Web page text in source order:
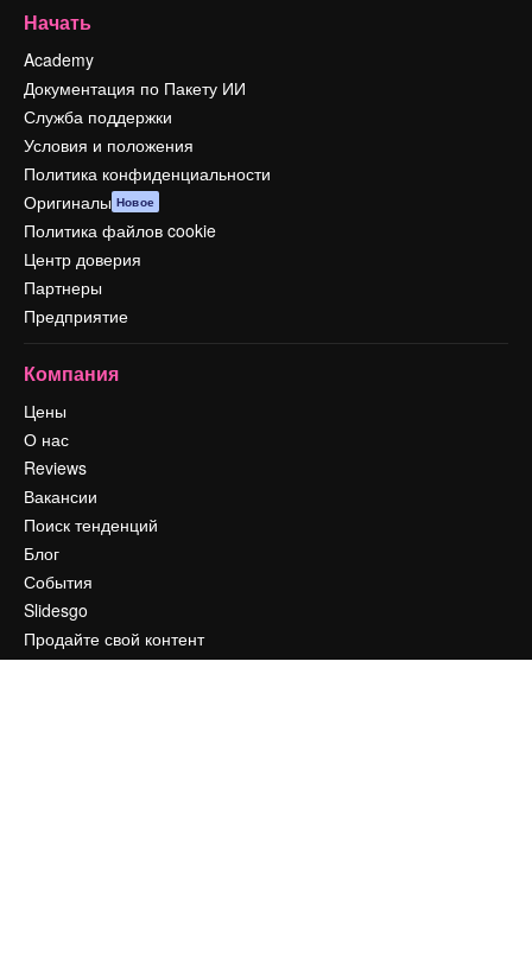
Начать
Academy
Документация по Пакету ИИ
Служба поддержки
Условия и положения
Политика конфиденциальности
Оригиналы Новое
Политика файлов cookie
Центр доверия
Партнеры
Предприятие
Компания
Цены
О нас
Reviews
Вакансии
Поиск тенденций
Блог
События
Slidesgo
Продайте свой контент
Помещение для прессы